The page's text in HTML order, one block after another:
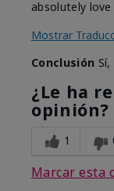
absolutely
Mostrar
Conclusión
¿Le ha
opinión?
1
Marcar esta